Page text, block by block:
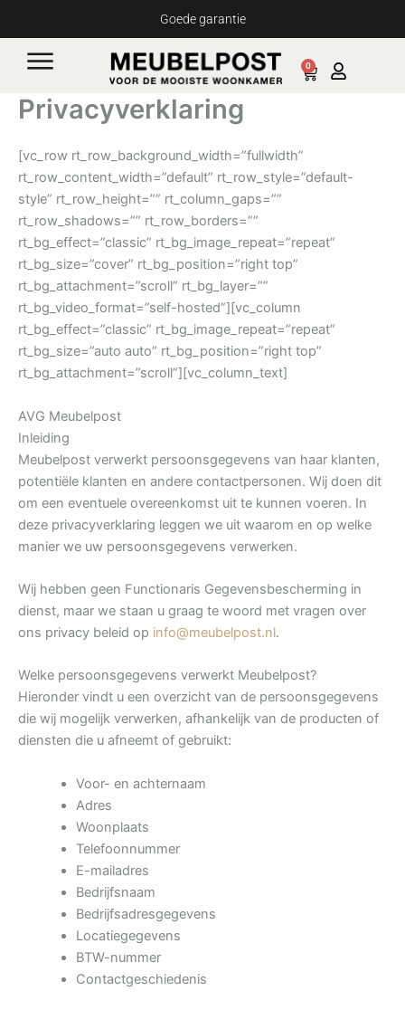
inhoud
Goede garantie
0
Cart
Privacyverklaring
[vc_row rt_row_background_width=”fullwidth”
rt_row_content_width=”default” rt_row_style=”default-
style” rt_row_height=”” rt_column_gaps=””
rt_row_shadows=”” rt_row_borders=””
rt_bg_effect=”classic” rt_bg_image_repeat=”repeat”
rt_bg_size=”cover” rt_bg_position=”right top”
rt_bg_attachment=”scroll” rt_bg_layer=””
rt_bg_video_format=”self-hosted”][vc_column
rt_bg_effect=”classic” rt_bg_image_repeat=”repeat”
rt_bg_size=”auto auto” rt_bg_position=”right top”
rt_bg_attachment=”scroll”][vc_column_text]
AVG Meubelpost
Inleiding
Meubelpost verwerkt persoonsgegevens van haar klanten,
potentiële klanten en andere contactpersonen. Wij doen dit
om een eventuele overeenkomst uit te kunnen voeren. In
deze privacyverklaring leggen we uit waarom en op welke
manier we uw persoonsgegevens verwerken.
Wij hebben geen Functionaris Gegevensbescherming in
dienst, maar we staan u graag te woord met vragen over
ons privacy beleid op info@meubelpost.nl.
Welke persoonsgegevens verwerkt Meubelpost?
Hieronder vindt u een overzicht van de persoonsgegevens
die wij mogelijk verwerken, afhankelijk van de producten of
diensten die u afneemt of gebruikt:
Voor- en achternaam
Adres
Woonplaats
Telefoonnummer
E-mailadres
Bedrijfsnaam
Bedrijfsadresgegevens
Locatiegegevens
BTW-nummer
Contactgeschiedenis